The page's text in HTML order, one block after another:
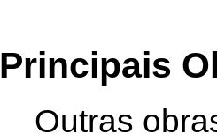
Principais
Outras